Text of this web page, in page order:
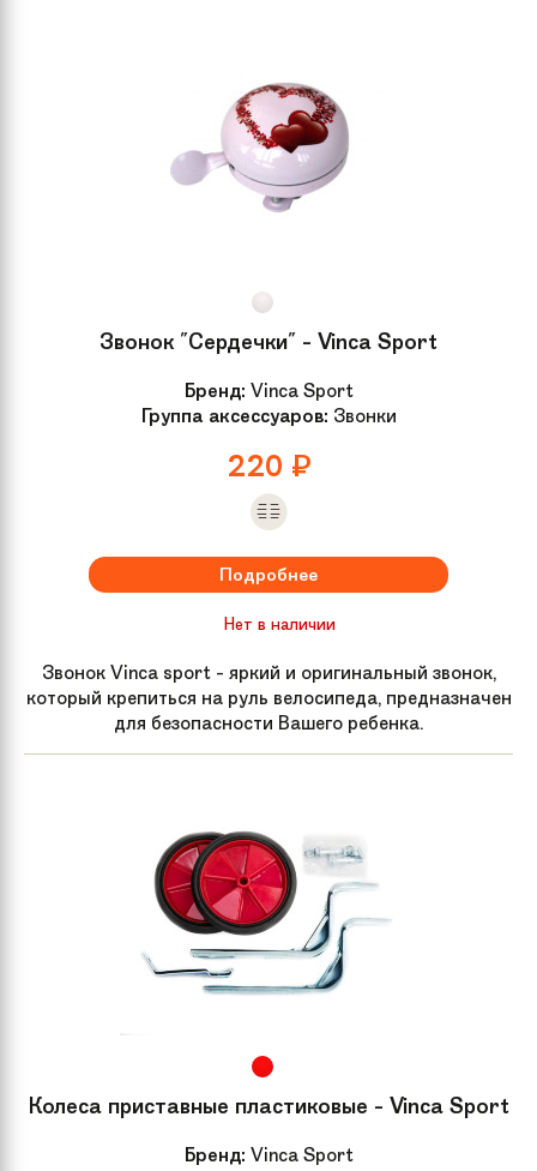
Звонок "Сердечки" - Vinca Sport
Бренд: Vinca Sport
Группа аксессуаров: Звонки
220 ₽
Подробнее
Нет в наличии
Звонок Vinca sport - яркий и оригинальный звонок,
который крепиться на руль велосипеда, предназначен
для безопасности Вашего ребенка.
Колеса приставные пластиковые - Vinca Sport
Бренд: Vinca Sport